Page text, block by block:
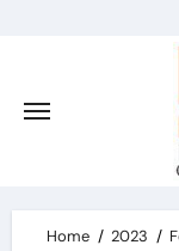
Home 2023